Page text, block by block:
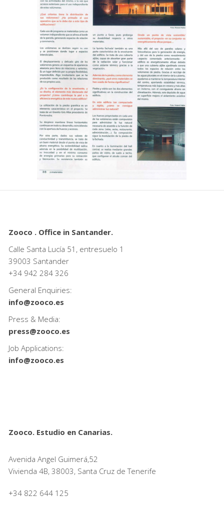
Zooco . Office in Santander.
Calle Santa Lucía 51, entresuelo 1
39003 Santander
+34 942 284 326
General Enquiries:
info@zooco.es
Press & Media:
press@zooco.es
Job Applications:
info@zooco.es
Zooco. Estudio en Canarias.
Avenida Angel Guimerá,52
Vivienda 4B, 38003, Santa Cruz de Tenerife
+34 822 644 125